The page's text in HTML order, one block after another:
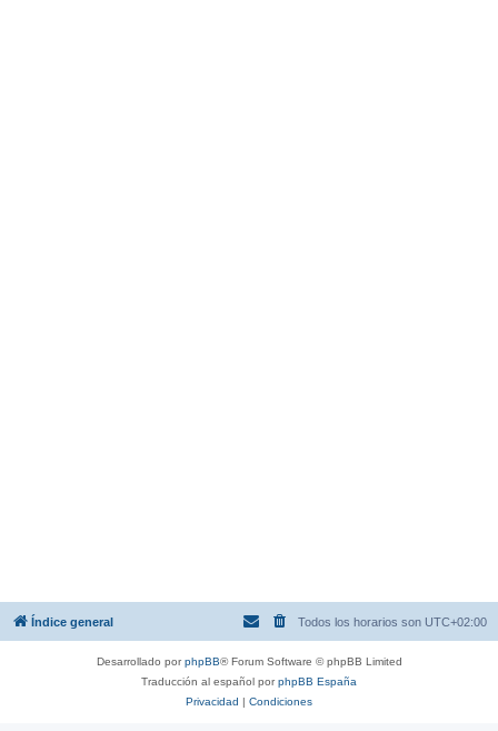
Índice general Todos los horarios son UTC+02:00
Desarrollado porphpBB® Forum Software © phpBB Limited
Traducción al español porphpBB España
Privacidad | Condiciones